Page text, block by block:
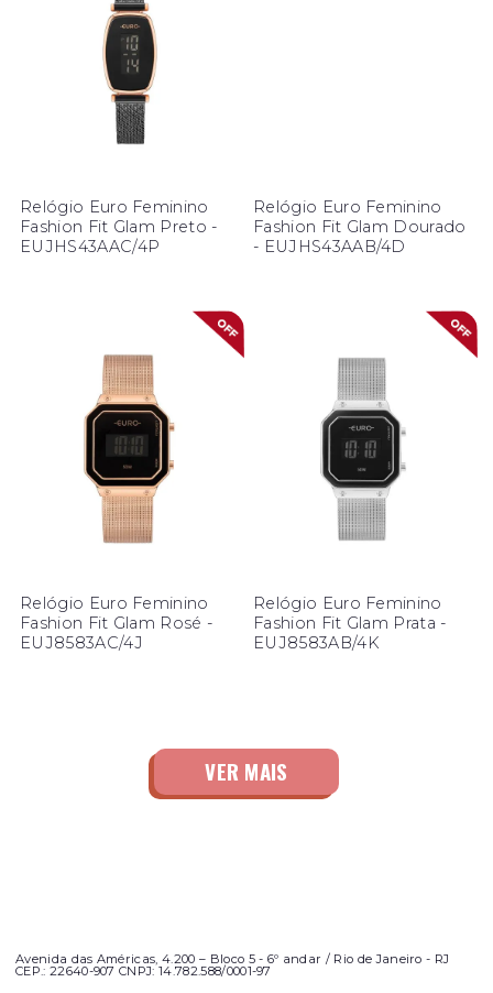
Relógio Euro Feminino
Fashion Fit Glam Preto -
EUJHS43AAC/4P
Relógio Euro Feminino
Fashion Fit Glam Dourado
- EUJHS43AAB/4D
Relógio Euro Feminino
Fashion Fit Glam Rosé -
EUJ8583AC/4J
Relógio Euro Feminino
Fashion Fit Glam Prata -
EUJ8583AB/4K
Avenida das Américas, 4.200 – Bloco 5 - 6º andar / Rio de Janeiro - RJ
CEP.: 22640-907 CNPJ: 14.782.588/0001-97